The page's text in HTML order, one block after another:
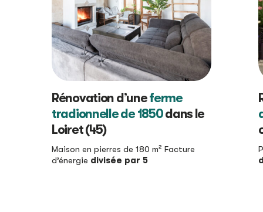
Rénovation d’uneferme
tradionnelle de 1850dans le
Loiret (45)
Maison en pierres de 180 m² Facture
d’énergie divisée par 5